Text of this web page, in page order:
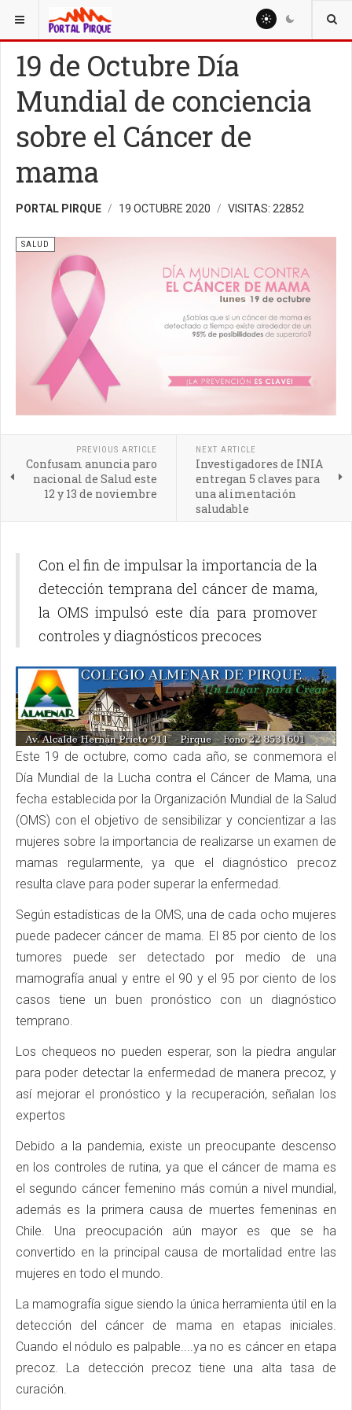
ESTÁ AQUÍ: SALUD
19 de Octubre Día
Mundial de conciencia
sobre el Cáncer de
mama
PORTAL PIRQUE 19 OCTUBRE 2020 VISITAS: 22852
SALUD
PREVIOUS ARTICLE
Confusam anuncia paro
nacional de Salud este
12 y 13 de noviembre
NEXT ARTICLE
Investigadores de INIA
entregan 5 claves para
una alimentación
saludable
Con el fin de impulsar la importancia de la
detección temprana del cáncer de mama,
la OMS impulsó este día para promover
controles y diagnósticos precoces
Este 19 de octubre, como cada año, se conmemora el
Día Mundial de la Lucha contra el Cáncer de Mama, una
fecha establecida por la Organización Mundial de la Salud
(OMS) con el objetivo de sensibilizar y concientizar a las
mujeres sobre la importancia de realizarse un examen de
mamas regularmente, ya que el diagnóstico precoz
resulta clave para poder superar la enfermedad.
Según estadísticas de la OMS, una de cada ocho mujeres
puede padecer cáncer de mama. El 85 por ciento de los
tumores puede ser detectado por medio de una
mamografía anual y entre el 90 y el 95 por ciento de los
casos tiene un buen pronóstico con un diagnóstico
temprano.
Los chequeos no pueden esperar, son la piedra angular
para poder detectar la enfermedad de manera precoz, y
así mejorar el pronóstico y la recuperación, señalan los
expertos
Debido a la pandemia, existe un preocupante descenso
en los controles de rutina, ya que el cáncer de mama es
el segundo cáncer femenino más común a nivel mundial,
además es la primera causa de muertes femeninas en
Chile. Una preocupación aún mayor es que se ha
convertido en la principal causa de mortalidad entre las
mujeres en todo el mundo.
La mamografía sigue siendo la única herramienta útil en la
detección del cáncer de mama en etapas iniciales.
Cuando el nódulo es palpable....ya no es cáncer en etapa
precoz. La detección precoz tiene una alta tasa de
curación.